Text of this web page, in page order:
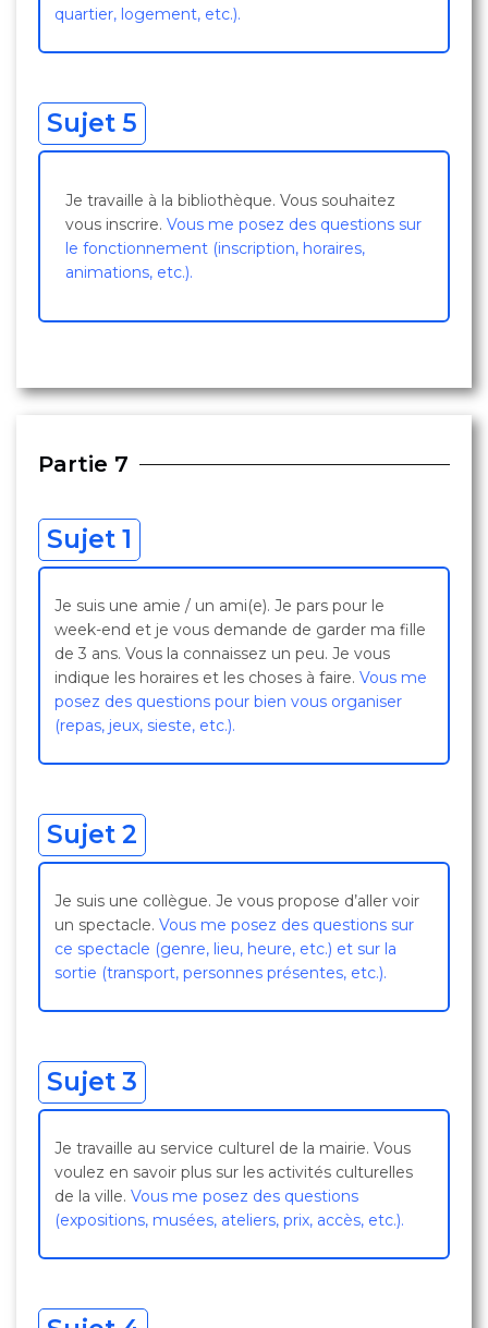
quartier, logement, etc.).
Sujet 5
Je travaille à la bibliothèque. Vous souhaitez
vous inscrire. Vous me posez des questions sur
le fonctionnement (inscription, horaires,
animations, etc.).
Partie 7
Sujet 1
Je suis une amie / un ami(e). Je pars pour le
week-end et je vous demande de garder ma fille
de 3 ans. Vous la connaissez un peu. Je vous
indique les horaires et les choses à faire. Vous me
posez des questions pour bien vous organiser
(repas, jeux, sieste, etc.).
Sujet 2
Je suis une collègue. Je vous propose d’aller voir
un spectacle. Vous me posez des questions sur
ce spectacle (genre, lieu, heure, etc.) et sur la
sortie (transport, personnes présentes, etc.).
Sujet 3
Je travaille au service culturel de la mairie. Vous
voulez en savoir plus sur les activités culturelles
de la ville. Vous me posez des questions
(expositions, musées, ateliers, prix, accès, etc.).